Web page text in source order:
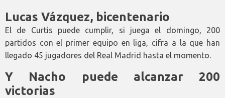
Lucas Vázquez, bicentenario
El de Curtis puede cumplir, si juega el domingo, 200
partidos con el primer equipo en liga, cifra a la que han
llegado 45 jugadores del Real Madrid hasta el momento.
Y Nacho puede alcanzar 200
victorias